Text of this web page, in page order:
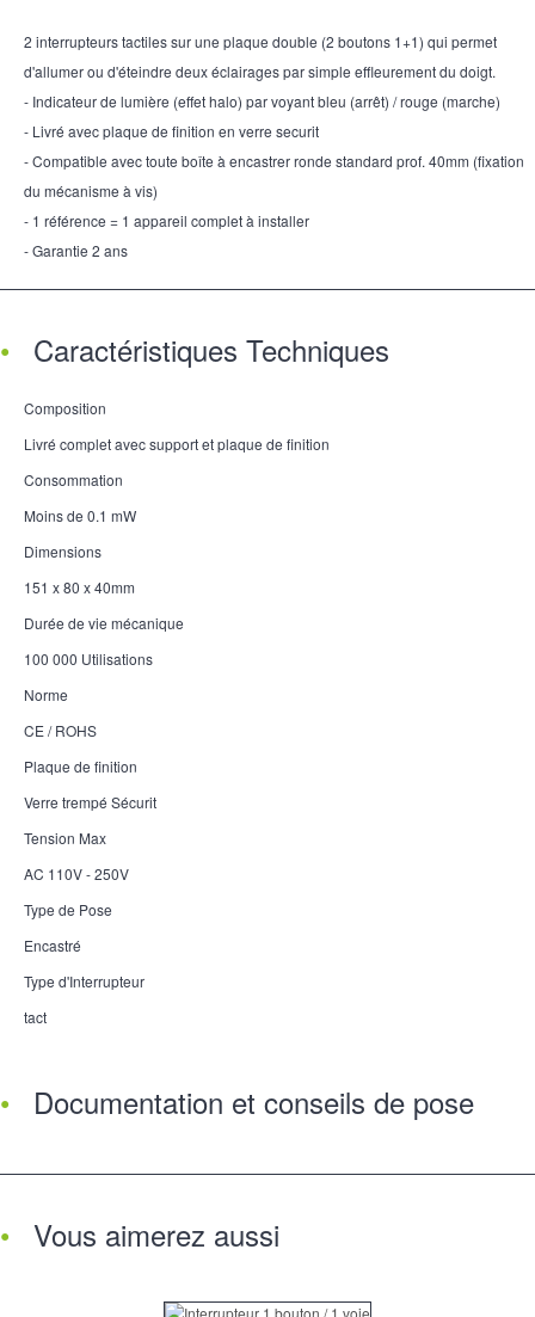
2 interrupteurs tactiles sur une plaque double (2 boutons 1+1) qui permet
d'allumer ou d'éteindre deux éclairages par simple effleurement du doigt.
- Indicateur de lumière (effet halo) par voyant bleu (arrêt) / rouge (marche)
- Livré avec plaque de finition en verre securit
- Compatible avec toute boîte à encastrer ronde standard prof. 40mm (fixation
du mécanisme à vis)
- 1 référence = 1 appareil complet à installer
- Garantie 2 ans
Caractéristiques Techniques
Composition
Livré complet avec support et plaque de finition
Consommation
Moins de 0.1 mW
Dimensions
151 x 80 x 40mm
Durée de vie mécanique
100 000 Utilisations
Norme
CE / ROHS
Plaque de finition
Verre trempé Sécurit
Tension Max
AC 110V - 250V
Type de Pose
Encastré
Type d'Interrupteur
tact
Documentation et conseils de pose
Vous aimerez aussi